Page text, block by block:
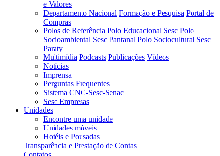
e Valores
Departamento Nacional Formação e Pesquisa Portal de
Compras
Polos de Referência Polo Educacional Sesc Polo
Socioambiental Sesc Pantanal Polo Sociocultural Sesc
Paraty
Multimídia Podcasts Publicações Vídeos
Notícias
Imprensa
Perguntas Frequentes
Sistema CNC-Sesc-Senac
Sesc Empresas
Unidades
Encontre uma unidade
Unidades móveis
Hotéis e Pousadas
Transparência e Prestação de Contas
Contatos